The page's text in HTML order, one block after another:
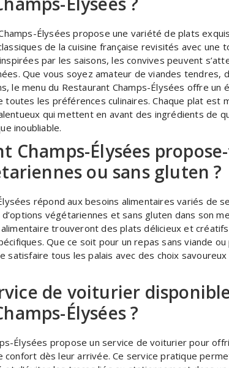
Élysées propose une variété de plats
de la cuisine française revisités avec une
par les saisons, les convives peuvent
Que vous soyez amateur de viandes tendres,
le menu du Restaurant Champs-Élysées offre un
toutes les préférences culinaires. Chaque plat est
qui mettent en avant des ingrédients de
inoubliable.
Champs-Élysées
ou sans gluten ?
répond aux besoins alimentaires variés de
végétariennes et sans gluten dans son
trouveront des plats délicieux et
Que ce soit pour un repas sans viande
satisfaire tous les palais avec des choix
de voiturier
Élysées ?
Élysées propose un service de voiturier pour
confort dès leur arrivée. Ce service pratique